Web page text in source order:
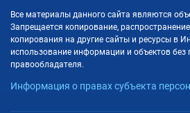
Все материалы данного сайта являются
Запрещается копирование,
копирования на другие сайты и ресурсы в
использование информации и объектов без
правообладателя.
Информация о правах субъекта